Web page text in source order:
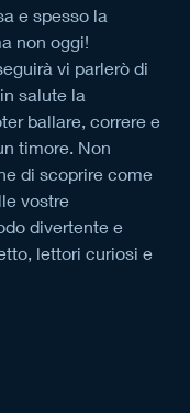
e spesso la
non oggi!
vi parlerò di
salute la
ballare, correre e
timore. Non
di scoprire come
vostre
divertente e
lettori curiosi e